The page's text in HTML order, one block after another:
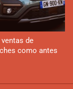
de
como antes